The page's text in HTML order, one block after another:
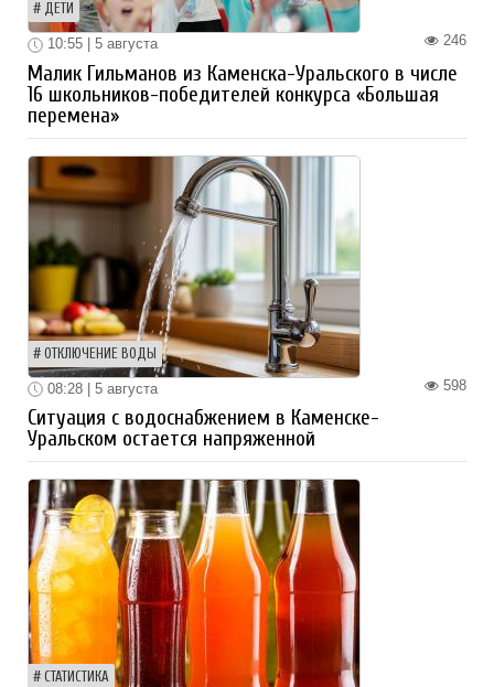
ДЕТИ
246
10:55 | 5 августа
Малик Гильманов из Каменска-Уральского в числе
16 школьников-победителей конкурса «Большая
перемена»
ОТКЛЮЧЕНИЕ ВОДЫ
598
08:28 | 5 августа
Ситуация с водоснабжением в Каменске-
Уральском остается напряженной
СТАТИСТИКА